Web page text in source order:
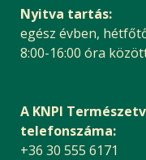
Nyitva tartás:
egész évben,
8:00-16:00 óra
A KNPI
telefonszáma:
+36 30 555 6171